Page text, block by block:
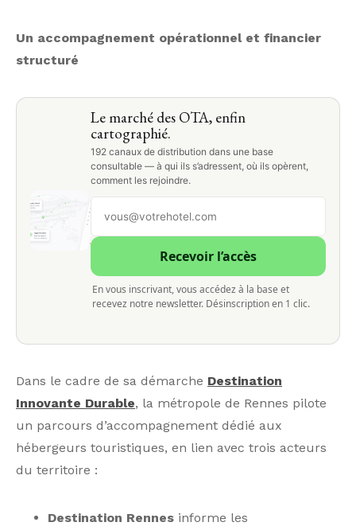
Un accompagnement opérationnel et financier
structuré
Le marché des OTA, enfin
cartographié.
192 canaux de distribution dans une base
consultable — à qui ils s’adressent, où ils opèrent,
comment les rejoindre.
Recevoir l’accès
En vous inscrivant, vous accédez à la base et
recevez notre newsletter. Désinscription en 1 clic.
Dans le cadre de sa démarche Destination
Innovante Durable, la métropole de Rennes pilote
un parcours d’accompagnement dédié aux
hébergeurs touristiques, en lien avec trois acteurs
du territoire :
Destination Rennes informe les